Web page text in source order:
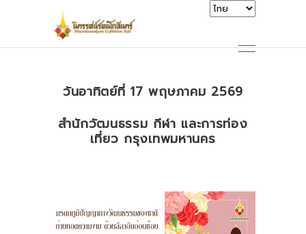
วันอาทิตย์ที่ 17 พฤษภาคม 2569
สำนักวัฒนธรรม กีฬา และการท่อง
เที่ยว กรุงเทพมหานคร